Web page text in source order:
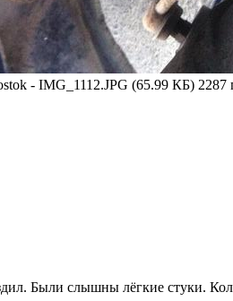
- IMG_1112.JPG (65.99 КБ) 2287
Были слышны лёгкие стуки.